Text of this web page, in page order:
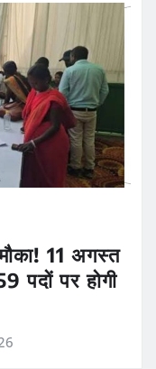
11 अगस्त
पदों पर होगी